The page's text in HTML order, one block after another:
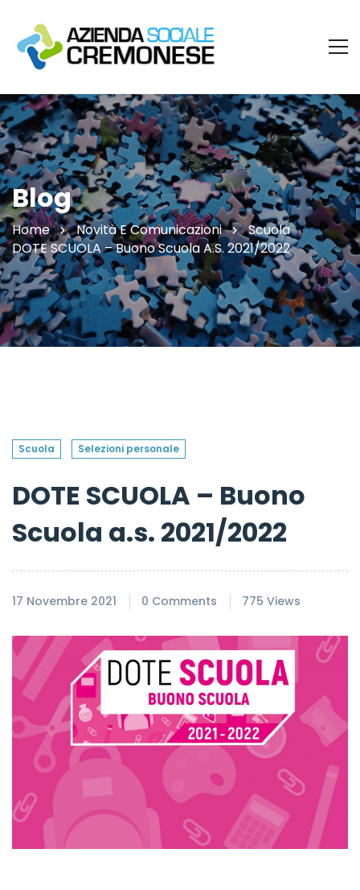
Blog
Home Novità E Comunicazioni
Scuola
DOTE SCUOLA – Buono Scuola A.s. 2021/2022
Scuola Selezioni personale
DOTE SCUOLA – Buono
Scuola a.s. 2021/2022
17 Novembre 2021 0 Comments 775 Views